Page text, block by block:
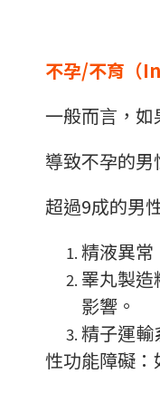
不孕/不育（
一般而言，
導致不孕的
超過9成的男
精液異常
睪丸製
影響。
精子運輸
性功能障礙：